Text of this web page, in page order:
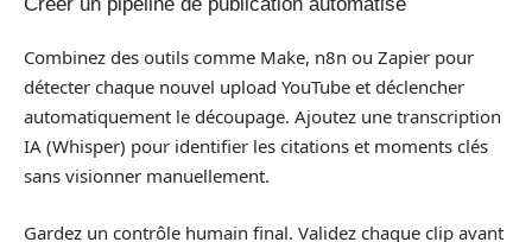
Combinez des outils comme Make, n8n ou Zapier pour
détecter chaque nouvel upload YouTube et déclencher
automatiquement le découpage. Ajoutez une transcription
IA (Whisper) pour identifier les citations et moments clés
sans visionner manuellement.
Gardez un contrôle humain final. Validez chaque clip avant